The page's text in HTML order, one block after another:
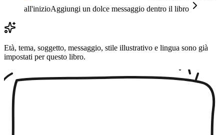
all'inizioAggiungi un dolce messaggio dentro il libro
Età, tema, soggetto, messaggio, stile illustrativo e lingua sono già
impostati per questo libro.